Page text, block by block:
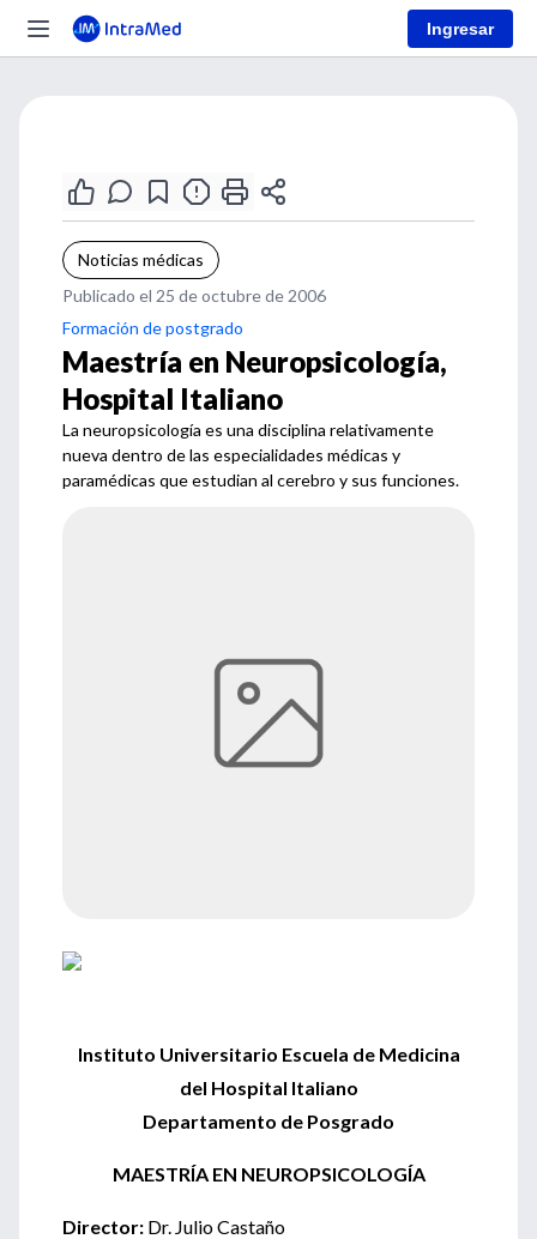
Ingresar
Noticias médicas
Publicado el 25 de octubre de 2006
Formación de postgrado
Maestría en Neuropsicología,
Hospital Italiano
La neuropsicología es una disciplina relativamente
nueva dentro de las especialidades médicas y
paramédicas que estudian al cerebro y sus funciones.
Instituto Universitario Escuela de Medicina
del Hospital Italiano
Departamento de Posgrado
MAESTRÍA EN NEUROPSICOLOGÍA
Director: Dr. Julio Castaño